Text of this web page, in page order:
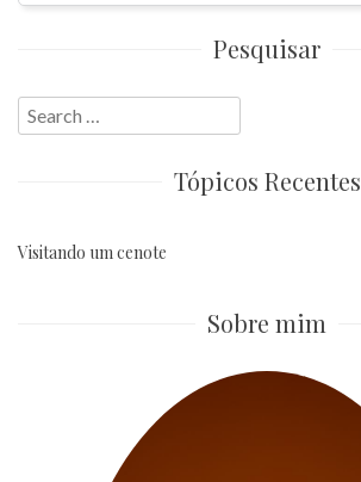
Pesquisar
Search
for:
Tópicos Recentes
Visitando um cenote
Sobre mim